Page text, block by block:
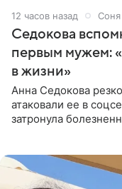
12 часов назад
Седокова
первым мужем:
в жизни»
Анна Седокова
атаковали ее в
затронула